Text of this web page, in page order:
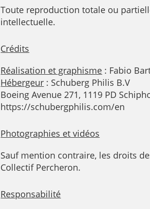
Toute reproduction totale ou
intellectuelle.
Crédits
Réalisation et graphisme : Fabio
Hébergeur : Schuberg Philis B.V
Boeing Avenue 271, 1119 PD
https://schubergphilis.com/en
Photographies et vidéos
Sauf mention contraire, les droits
Collectif Percheron.
Responsabilité